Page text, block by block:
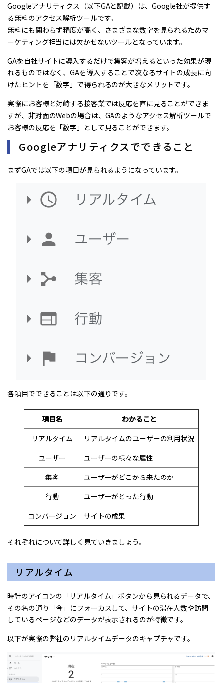
Googleアナリティクス（以下GAと記載）は、Google社が提供す
る無料のアクセス解析ツールです。
無料にも関わらず精度が高く、さまざまな数字を見られるためマ
ーケティング担当には欠かせないツールとなっています。
GAを自社サイトに導入するだけで集客が増えるといった効果が現
れるものではなく、GAを導入することで次なるサイトの成長に向
けたヒントを「数字」で得られるのが大きなメリットです。
実際にお客様と対峙する接客業では反応を直に見ることができま
すが、非対面のWebの場合は、GAのようなアクセス解析ツールで
お客様の反応を「数字」として見ることができます。
Googleアナリティクスでできること
まずGAでは以下の項目が見られるようになっています。
各項目でできることは以下の通りです。
項目名
わかること
リアルタイム
リアルタイムのユーザーの利用状況
ユーザー
ユーザーの様々な属性
集客
ユーザーがどこから来たのか
行動
ユーザーがとった行動
コンバージョン
サイトの成果
それぞれについて詳しく見ていきましょう。
リアルタイム
時計のアイコンの「リアルタイム」ボタンから見られるデータで、
その名の通り「今」にフォーカスして、サイトの滞在人数や訪問
しているページなどのデータが表示されるのが特徴です。
以下が実際の弊社のリアルタイムデータのキャプチャです。